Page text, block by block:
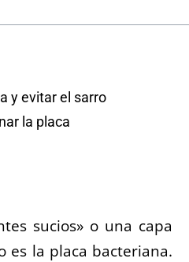
y evitar el sarro
la placa
sucios» o una capa
es la placa bacteriana.